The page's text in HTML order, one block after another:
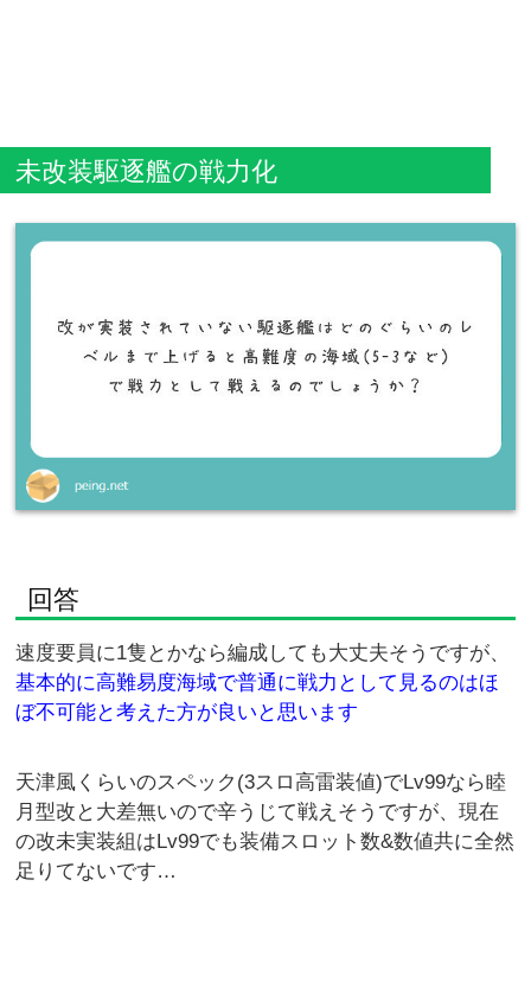
未改装駆逐艦の戦力化
回答
速度要員に1隻とかなら編成しても大丈夫そうですが、
基本的に高難易度海域で普通に戦力として見るのはほ
ぼ不可能と考えた方が良いと思います
天津風くらいのスペック(3スロ高雷装値)でLv99なら睦
月型改と大差無いので辛うじて戦えそうですが、現在
の改未実装組はLv99でも装備スロット数&数値共に全然
足りてないです…